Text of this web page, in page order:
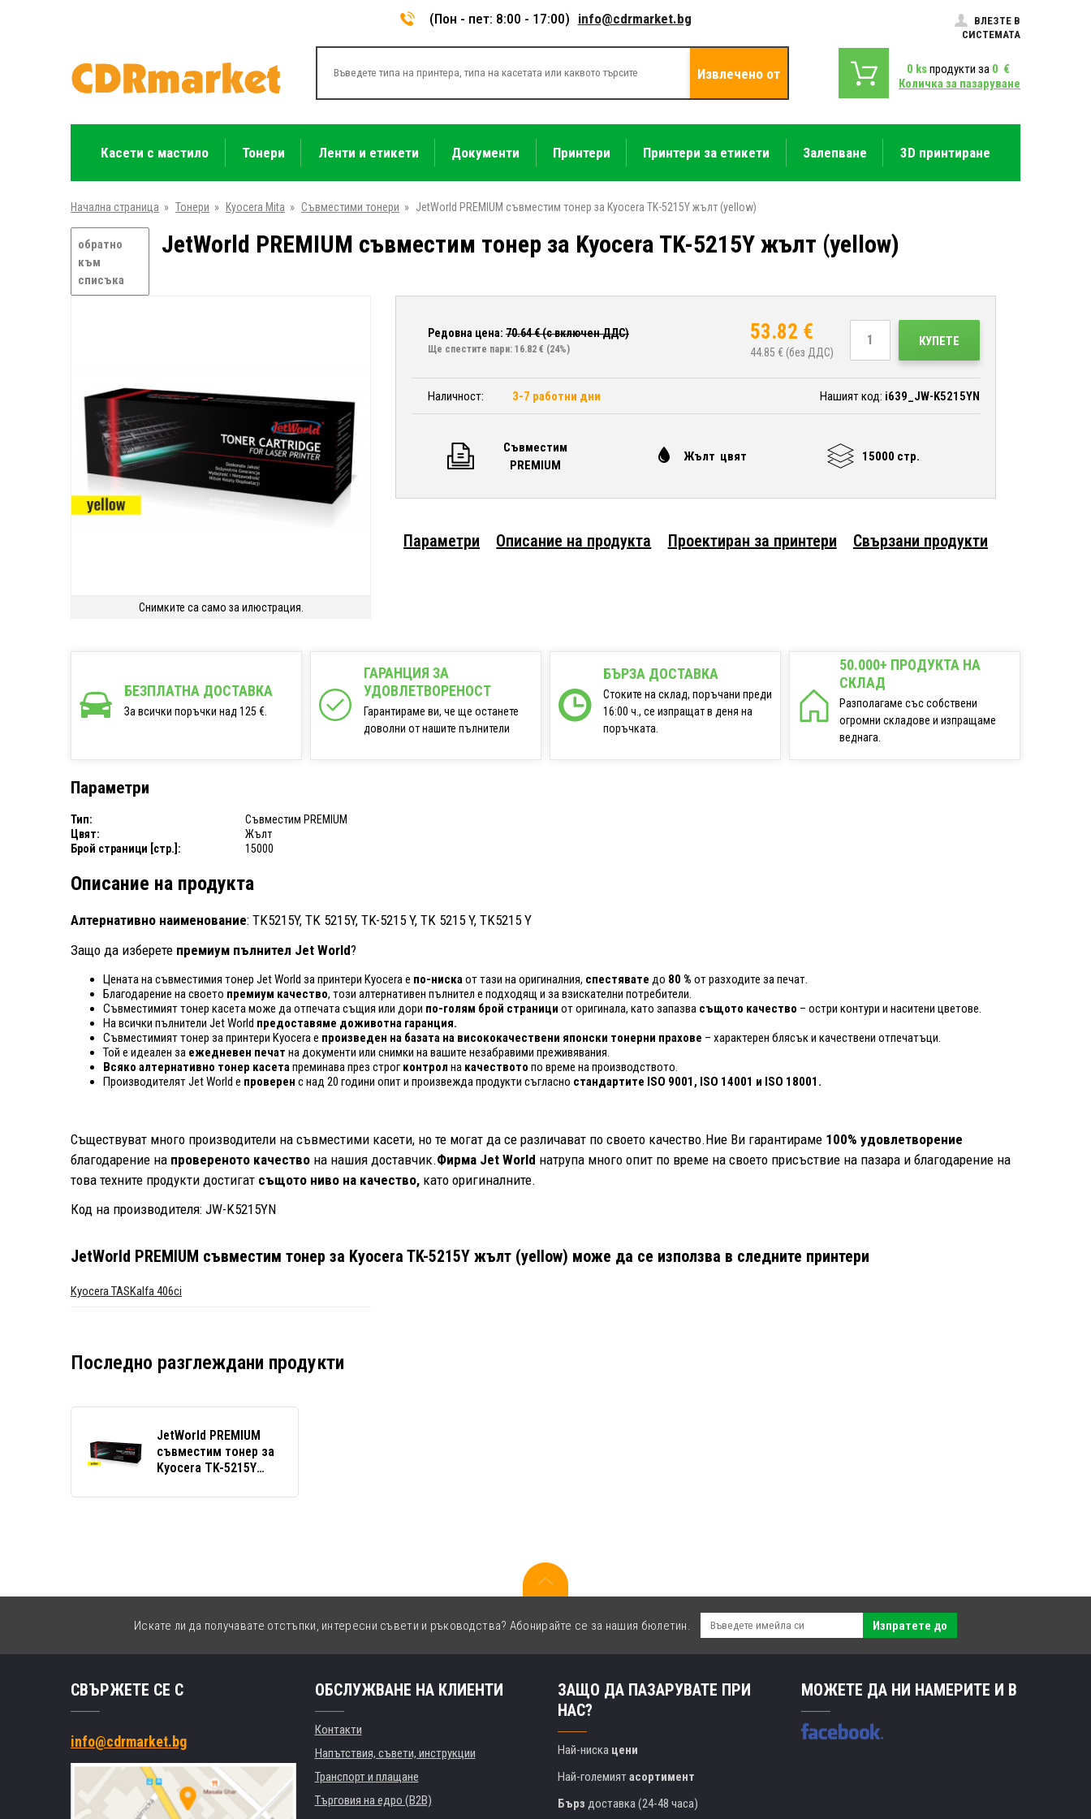
(Пон - пет: 8:00 - 17:00) info@cdrmarket.bg
ВЛЕЗТЕ В
СИСТЕМАТА
Извлечено от 0 ksпродукти за 0 €
Количка за пазаруване
Касети с мастило Тонери Ленти и етикети Документи Принтери Принтери за етикети Залепване 3D принтиране
Начална страница » Тонери » Kyocera Mita » Съвместими тонери » JetWorld PREMIUM съвместим тонер за Kyocera TK-5215Y жълт (yellow)
обратно
към
списъка
JetWorld PREMIUM съвместим тонер за Kyocera TK-5215Y жълт (yellow)
Снимките са само за илюстрация.
Редовна цена: 70.64€ (с включен ДДС)
Ще спестите пари: 16.82 € (24%)
53.82 €
44.85 € (без ДДС)
КУПЕТЕ
Наличност: 3-7 работни дни Нашият код: i639_JW-K5215YN
Съвместим
PREMIUM
Жълт цвят 15000 стр.
Параметри Описание на продукта Проектиран за принтери Свързани продукти
БЕЗПЛАТНА ДОСТАВКА
За всички поръчки над 125 €.
ГАРАНЦИЯ ЗА
УДОВЛЕТВОРЕНОСТ
Гарантираме ви, че ще останете
доволни от нашите пълнители
БЪРЗА ДОСТАВКА
Стоките на склад, поръчани преди
16:00 ч., се изпращат в деня на
поръчката.
50.000+ ПРОДУКТА НА
СКЛАД
Разполагаме със собствени
огромни складове и изпращаме
веднага.
Параметри
Тип:
Съвместим PREMIUM
Цвят:
Жълт
Брой страници [стр.]:
15000
Описание на продукта
Алтернативно наименование: TK5215Y, TK 5215Y, TK-5215 Y, TK 5215 Y, TK5215 Y
Защо да изберете премиум пълнител Jet World?
Цената на съвместимия тонер Jet World за принтери Kyocera е по-нискаот тази на оригиналния, спестявате до 80 % от разходите за печат.
Благодарение на своето премиум качество, този алтернативен пълнител е подходящ и за взискателни потребители.
Съвместимият тонер касета може да отпечата същия или дори по-голям брой страници от оригинала, като запазва същото качество – остри контури и наситени цветове.
На всички пълнители Jet World предоставяме доживотна гаранция.
Съвместимият тонер за принтери Kyocera е произведен на базата на висококачествени японски тонерни прахове – характерен блясък и качествени отпечатъци.
Той е идеален за ежедневен печат на документи или снимки на вашите незабравими преживявания.
Всяко алтернативно тонер касетапреминава през строг контрол на качеството по време на производството.
Производителят Jet World е проверен с над 20 години опит и произвежда продукти съгласно стандартите ISO 9001, ISO 14001 и ISO 18001.
Съществуват много производители на съвместими касети, но те могат да се различават по своето качество.Ние Ви гарантираме 100% удовлетворение
благодарение на провереното качество на нашия доставчик.Фирма Jet World натрупа много опит по време на своето присъствие на пазара и благодарение на
това техните продукти достигат същото ниво на качество, като оригиналните.
Код на производителя: JW-K5215YN
JetWorld PREMIUM съвместим тонер за Kyocera TK-5215Y жълт (yellow) може да се използва в следните принтери
Kyocera TASKalfa 406ci
Последно разглеждани продукти
JetWorld PREMIUM
съвместим тонер за
Kyocera TK-5215Y
Искате ли да получавате отстъпки, интересни съвети и ръководства? Абонирайте се за нашия бюлетин. Изпратете до
СВЪРЖЕТЕ СЕ С
info@cdrmarket.bg
ОБСЛУЖВАНЕ НА КЛИЕНТИ
Контакти
Напътствия, съвети, инструкции
Транспорт и плащане
Търговия на едро (B2B)
ЗАЩО ДА ПАЗАРУВАТЕ ПРИ
НАС?
Най-ниска цени
Най-големиятасортимент
Бърз доставка (24-48 часа)
МОЖЕТЕ ДА НИ НАМЕРИТЕ И В